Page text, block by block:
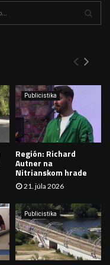
Y
H
A
Á
V
A
N
Publicistika
Región: Richard
Autner na
Nitrianskom hrade
21. júla 2026
Publicistika